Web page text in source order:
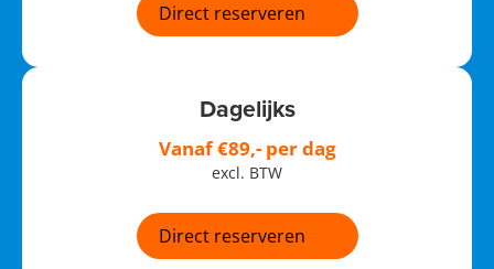
Direct reserveren
Dagelijks
Vanaf €89,- per dag
excl. BTW
Direct reserveren